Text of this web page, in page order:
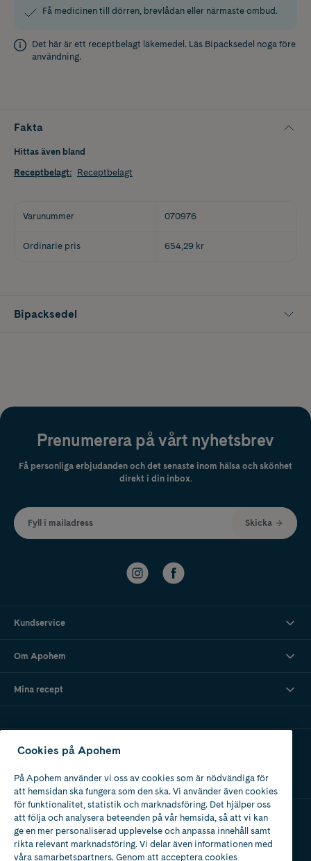
Få medicinen till dörren, brevlådan eller närmaste ombud.
Det här är ett receptbelagt läkemedel. Läs Bipacksedel noga före
användning.
Fakta
Hittas även bland
Receptbelagt: Receptbelagt
Varunummer 070976
Ordinarie pris 654,29 kr
Bipacksedel
Prenumerera på vårt nyhetsbrev
Få personliga erbjudanden och det senaste inom hälsa och skönhet
direkt i din inbox.
Fyll i mailadress Skicka
Kundservice
Om Apohem
Mina recept
Ladda ner vår app
Apotek med tillstånd
av Läkemedelsverket
Cookies på Apohem
På Apohem använder vi oss av cookies som är nödvändiga för
att hemsidan ska fungera som den ska. Vi använder även cookies
för funktionalitet, statistik och marknadsföring. Det hjälper oss
att följa och analysera beteenden på vår hemsida, så att vi kan
ge en mer personaliserad upplevelse och anpassa innehåll samt
rikta relevant marknadsföring. Vi delar även informationen med
våra samarbetspartners. Genom att acceptera cookies